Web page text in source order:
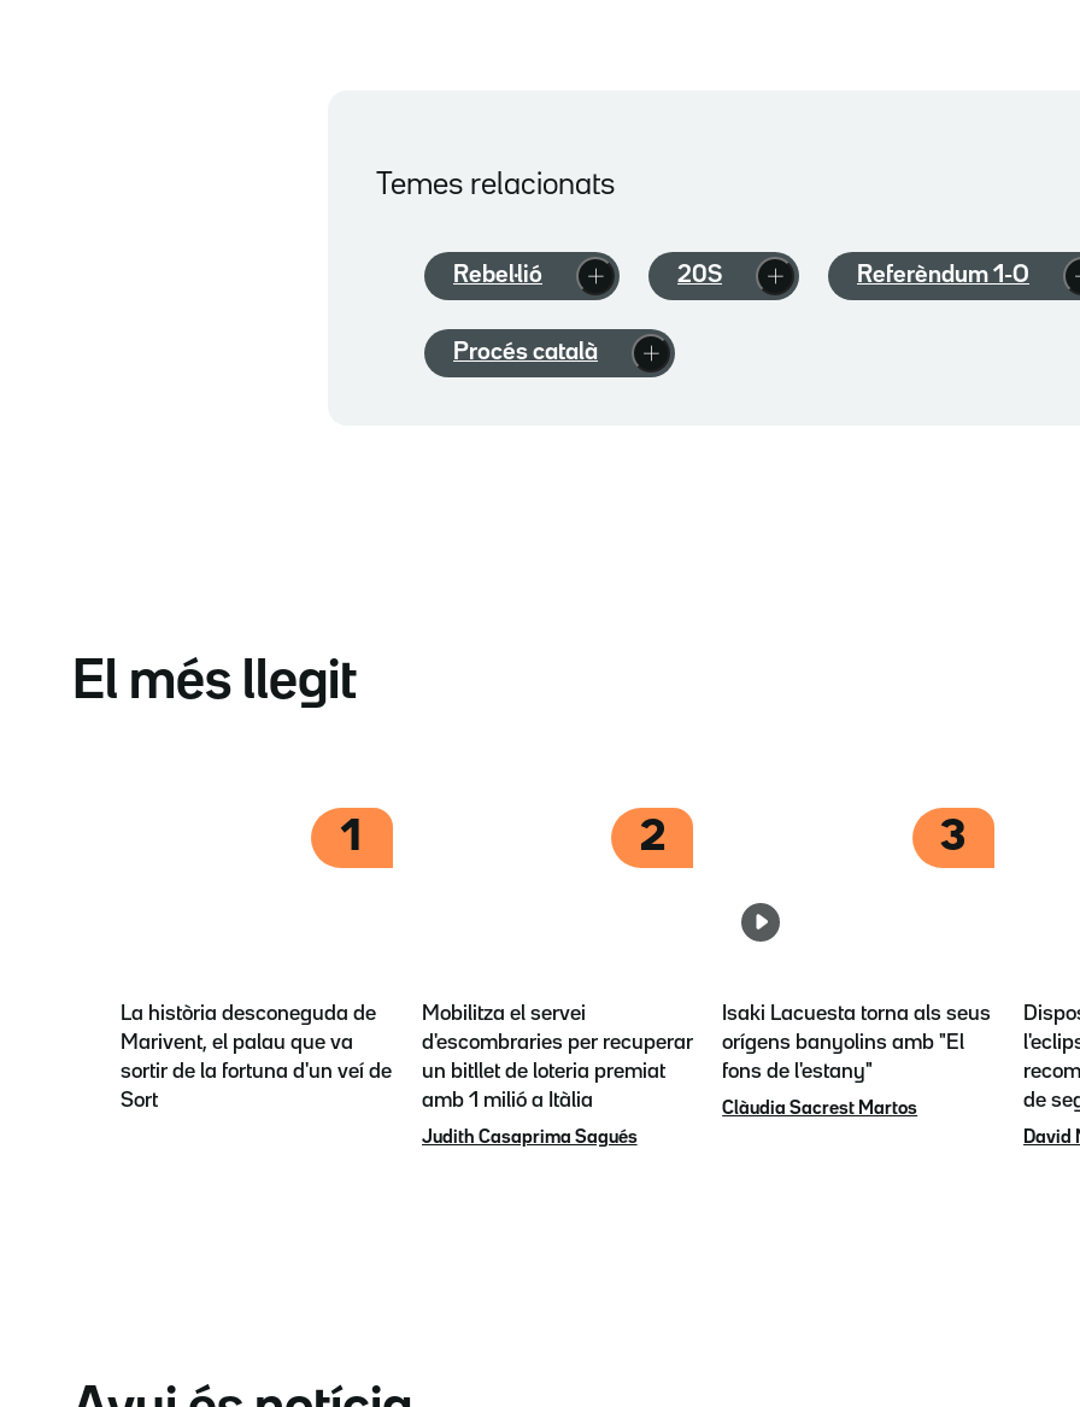
Temes relacionats
Rebel·lió 20S Referèndum 1-O
Procés català
El més llegit
1
La història desconeguda de
Marivent, el palau que va
sortir de la fortuna d'un veí de
Sort
2
Mobilitza el servei
d'escombraries per recuperar
un bitllet de loteria premiat
amb 1 milió a Itàlia
Judith Casaprima Sagués
3
Isaki Lacuesta torna als seus
orígens banyolins amb "El
fons de l'estany"
Clàudia Sacrest Martos
de
David